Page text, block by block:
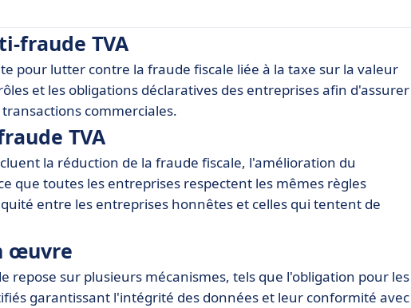
à la Loi anti-fraude TVA
fraude TVA
pour lutter contre la fraude fiscale liée à la taxe sur la valeur
et les obligations déclaratives des entreprises afin d'assurer
commerciales.
TVA
la réduction de la fraude fiscale, l'amélioration du
que toutes les entreprises respectent les mêmes règles
entre les entreprises honnêtes et celles qui tentent de
œuvre
repose sur plusieurs mécanismes, tels que l'obligation pour les
garantissant l'intégrité des données et leur conformité avec